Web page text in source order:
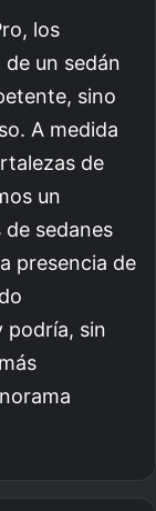
los
un sedán
sino
A medida
de
un
sedanes
presencia de
podría, sin